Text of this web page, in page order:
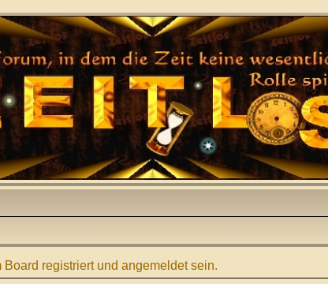
registriert und angemeldet sein.